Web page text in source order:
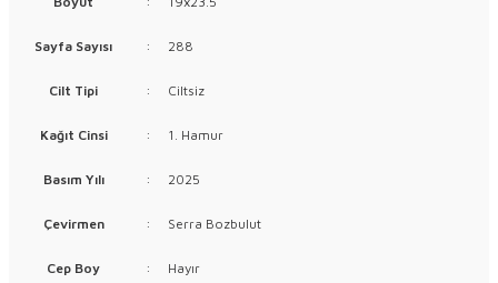
Sayfa Sayısı : 288
Cilt Tipi : Ciltsiz
Kağıt Cinsi : 1. Hamur
Basım Yılı : 2025
Çevirmen : Serra Bozbulut
Cep Boy : Hayır